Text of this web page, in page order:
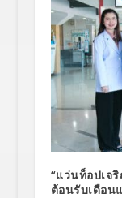
“แว่นท็อปเจ
ต้อนรับเดือน